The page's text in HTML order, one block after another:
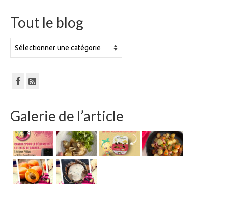
Tout le blog
le
Galerie de l’article